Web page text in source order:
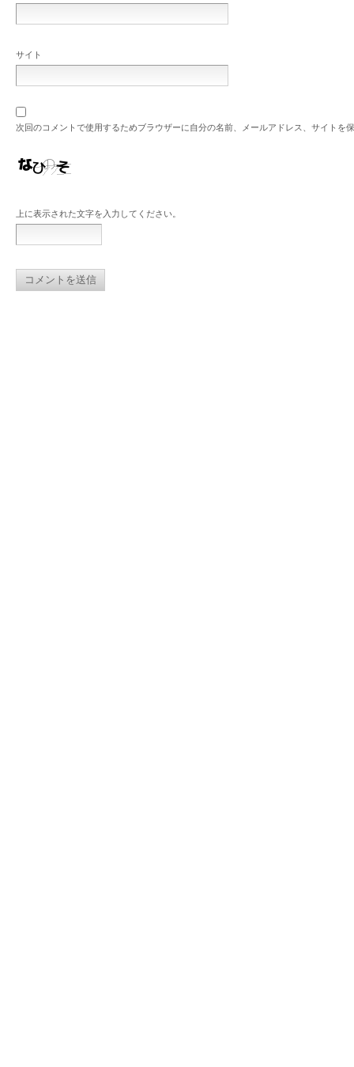
サイト
次回のコメントで使用するためブラウザーに自分の名前、メールアドレス、サイトを
上に表示された文字を入力してください。